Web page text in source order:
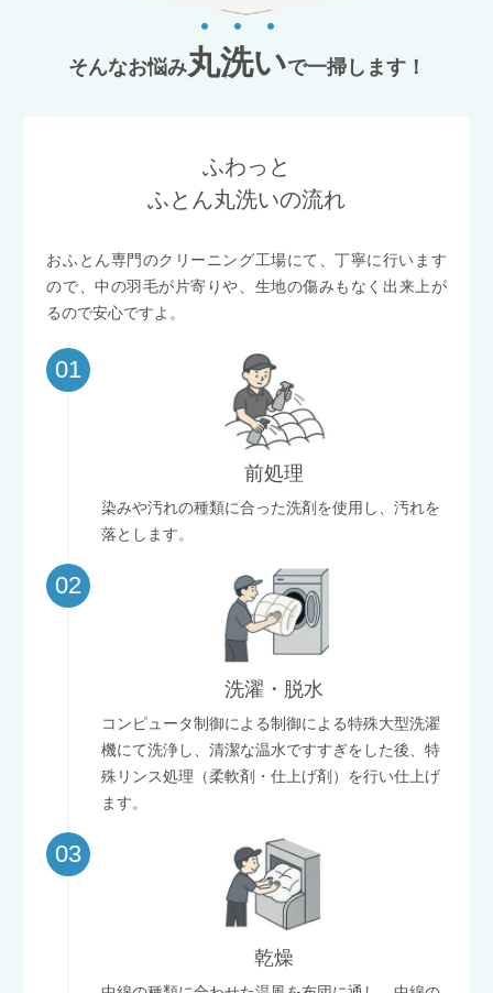
そんなお悩み丸洗いで一掃します！
ふわっと
ふとん丸洗いの流れ
おふとん専門のクリーニング工場にて、丁寧に行います
ので、中の羽毛が片寄りや、生地の傷みもなく出来上が
るので安心ですよ。
01
前処理
染みや汚れの種類に合った洗剤を使用し、汚れを
落とします。
02
洗濯・脱水
コンピュータ制御による制御による特殊大型洗濯
機にて洗浄し、清潔な温水ですすぎをした後、特
殊リンス処理（柔軟剤・仕上げ剤）を行い仕上げ
ます。
03
乾燥